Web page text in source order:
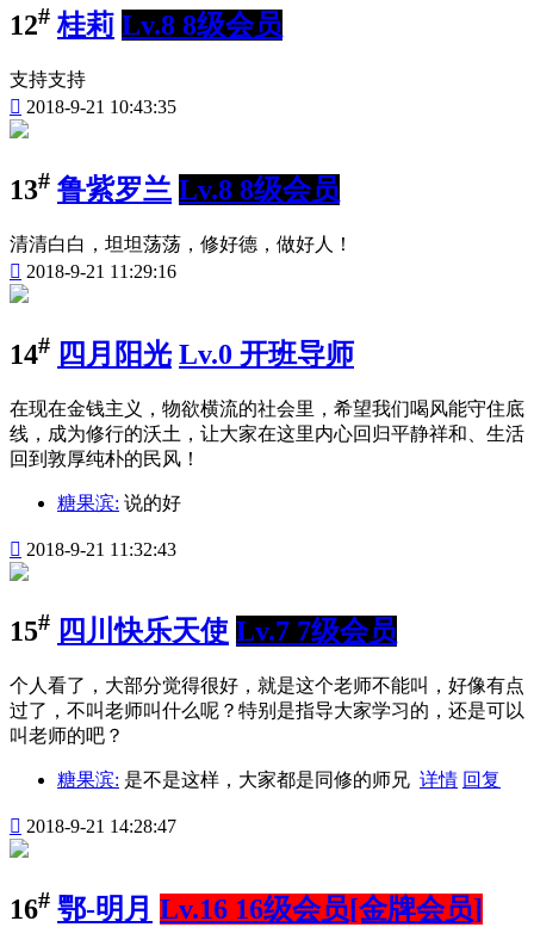
12# 桂莉 Lv.8 8级会员
支持支持
 2018-9-21 10:43:35
13# 鲁紫罗兰 Lv.8 8级会员
清清白白，坦坦荡荡，修好德，做好人！
 2018-9-21 11:29:16
14# 四月阳光 Lv.0 开班导师
在现在金钱主义，物欲横流的社会里，希望我们喝风能守住底
线，成为修行的沃土，让大家在这里内心回归平静祥和、生活
回到敦厚纯朴的民风！
糖果滨: 说的好
 2018-9-21 11:32:43
15# 四川快乐天使 Lv.7 7级会员
个人看了，大部分觉得很好，就是这个老师不能叫，好像有点
过了，不叫老师叫什么呢？特别是指导大家学习的，还是可以
叫老师的吧？
糖果滨: 是不是这样，大家都是同修的师兄 详情 回复
 2018-9-21 14:28:47
16# 鄂-明月 Lv.16 16级会员[金牌会员]